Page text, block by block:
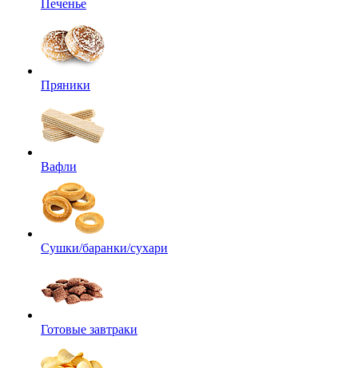
Печенье
Пряники
Вафли
Сушки/баранки/сухари
Готовые завтраки